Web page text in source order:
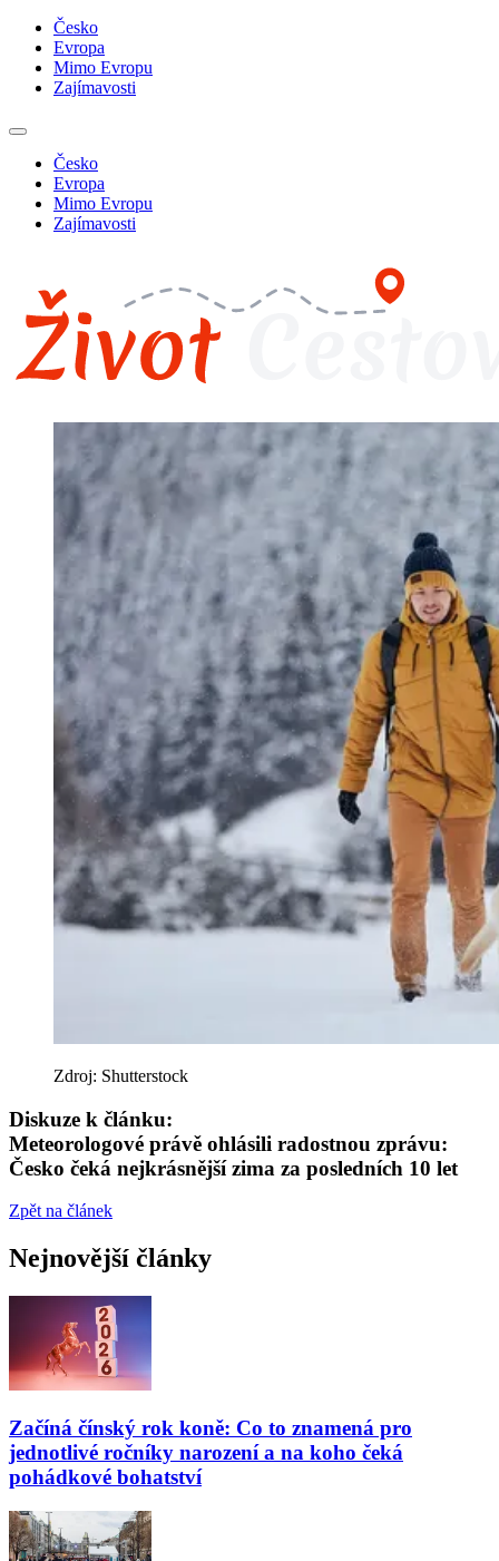
Česko
Evropa
Mimo Evropu
Zajímavosti
Česko
Evropa
Mimo Evropu
Zajímavosti
Zdroj: Shutterstock
Diskuze k článku:
Meteorologové právě ohlásili radostnou zprávu:
Česko čeká nejkrásnější zima za posledních 10 let
Zpět na článek
Nejnovější články
Začíná čínský rok koně: Co to znamená pro
jednotlivé ročníky narození a na koho čeká
pohádkové bohatství